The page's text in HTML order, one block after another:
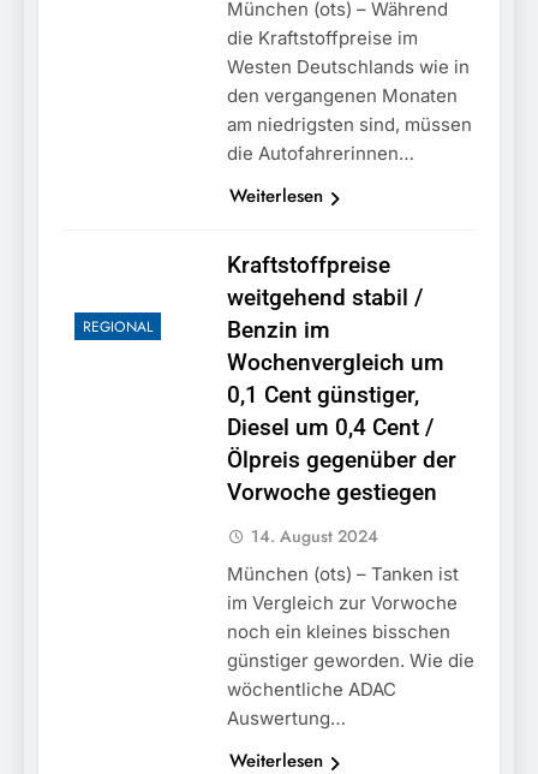
München (ots) – Während
die Kraftstoffpreise im
Westen Deutschlands wie in
den vergangenen Monaten
am niedrigsten sind, müssen
die Autofahrerinnen…
Weiterlesen
REGIONAL
Kraftstoffpreise
weitgehend stabil /
Benzin im
Wochenvergleich um
0,1 Cent günstiger,
Diesel um 0,4 Cent /
Ölpreis gegenüber der
Vorwoche gestiegen
14. August 2024
München (ots) – Tanken ist
im Vergleich zur Vorwoche
noch ein kleines bisschen
günstiger geworden. Wie die
wöchentliche ADAC
Auswertung…
Weiterlesen